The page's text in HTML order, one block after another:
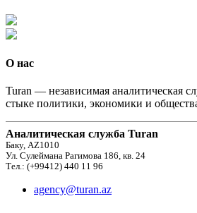
О нас
Turan — независимая аналитическая
стыке политики, экономики и
Аналитическая служба Turan
Баку, AZ1010
Ул. Сулеймана Рагимова 186, кв. 24
Тел.: (+99412) 440 11 96
agency@turan.az